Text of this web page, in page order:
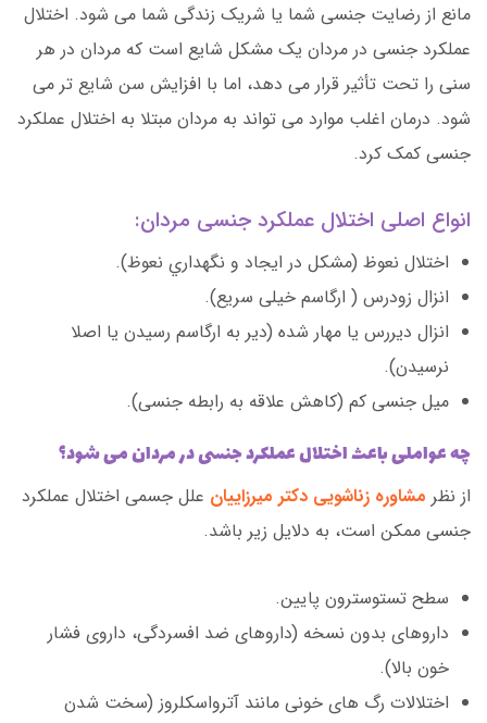
مانع از رضایت جنسی شما یا شریک زندگی شما می شود. اختلال
عملکرد جنسی در مردان یک مشکل شایع است که مردان در هر
سنی را تحت تأثیر قرار می دهد، اما با افزایش سن شایع تر می
شود. درمان اغلب موارد می تواند به مردان مبتلا به اختلال عملکرد
جنسی کمک کرد.
انواع اصلی اختلال عملکرد جنسی مردان:
اختلال نعوظ (مشكل در ایجاد و نگهداري نعوظ).
انزال زودرس ( ارگاسم خیلی سریع).
انزال دیررس یا مهار شده (دیر به ارگاسم رسیدن یا اصلا
نرسیدن).
میل جنسی کم (کاهش علاقه به رابطه جنسی).
چه عواملی باعث اختلال عملکرد جنسی در مردان می شود؟
از نظر مشاوره زناشویی دکتر میرزاییان علل جسمی اختلال عملکرد
جنسی ممکن است، به دلایل زیر باشد.
سطح تستوسترون پایین.
داروهای بدون نسخه (داروهای ضد افسردگی، داروی فشار
خون بالا).
اختلالات رگ های خونی مانند آترواسکلروز (سخت شدن